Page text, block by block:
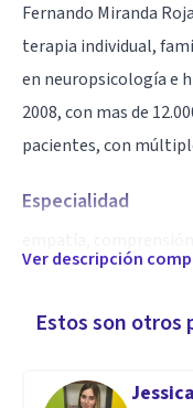
Fernando Miranda
terapia individual,
en neuropsicología e
2008, con mas de
pacientes, con
Especialidad
especialización a la
Aptitudes
Atención Infanto-
Ver descripción
Estos son otros